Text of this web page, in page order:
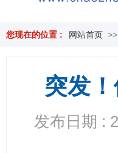
您现在的位置 : 网站首页 >>
突发
发布日期 :